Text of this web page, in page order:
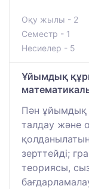
Оқу жылы - 2
Семестр - 1
Несиелер - 5
Ұйымдық
Пән ұйымдық
талдау және
зерттейді;
теориясы,